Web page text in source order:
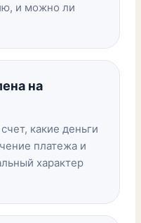
и можно ли
на
какие деньги
платежа и
характер